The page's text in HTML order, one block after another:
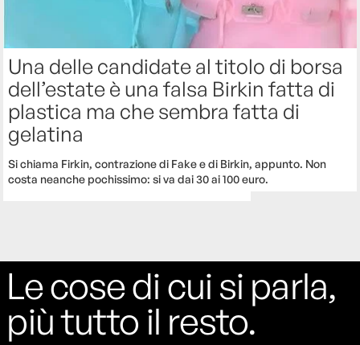
Una delle candidate al titolo di borsa
dell’estate è una falsa Birkin fatta di
plastica ma che sembra fatta di
gelatina
Si chiama Firkin, contrazione di Fake e di Birkin, appunto. Non
costa neanche pochissimo: si va dai 30 ai 100 euro.
Le cose di cui si parla,
più tutto il resto.